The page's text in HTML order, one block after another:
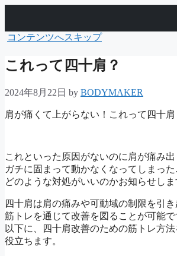
コンテンツへスキップ
これって四十肩？
2024年8月22日 by BODYMAKER
肩が痛くて上がらない！これって四十肩
これといった原因がないのに肩が痛み
ガチに固まって動かなくなってしまっ
どのような対処がいいのかお知らせしま
四十肩は肩の痛みや可動域の制限を引き
筋トレを通じて改善を図ることが可能
以下に、四十肩改善のための筋トレ方
役立ちます。